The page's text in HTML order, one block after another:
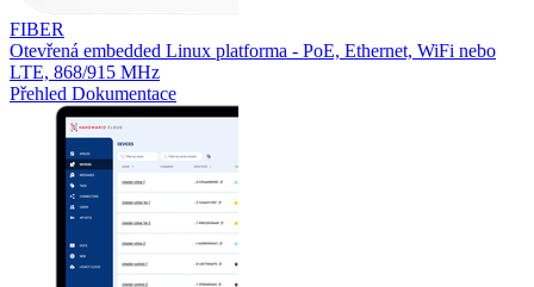
FIBER
Otevřená embedded Linux platforma - PoE, Ethernet, WiFi nebo
LTE, 868/915 MHz
Přehled Dokumentace